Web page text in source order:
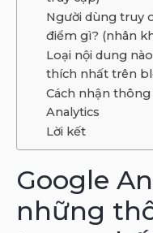
Người dùng truy
điểm gì? (nhân
Loại nội dung
thích nhất trên
Cách nhận
Analytics
Lời kết
Google
những